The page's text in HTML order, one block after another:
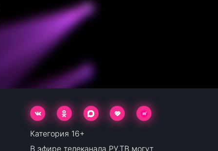
Категория 16+
В эфире телеканала РУ.ТВ могут